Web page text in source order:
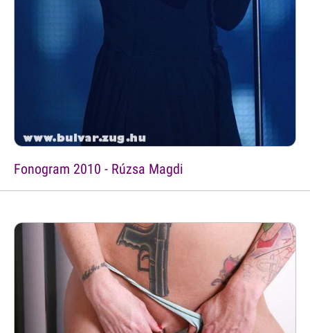
Fonogram 2010 - Rúzsa Magdi